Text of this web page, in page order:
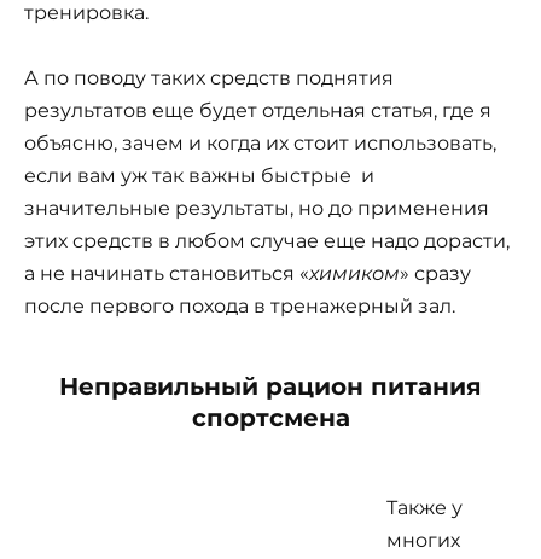
тренировка.
А по поводу таких средств поднятия
результатов еще будет отдельная статья, где я
объясню, зачем и когда их стоит использовать,
если вам уж так важны быстрые и
значительные результаты, но до применения
этих средств в любом случае еще надо дорасти,
а не начинать становиться «химиком» сразу
после первого похода в тренажерный зал.
Неправильный рацион питания
спортсмена
Также у
многих